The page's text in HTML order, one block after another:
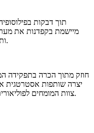
תוך דבקות
ISO 9001 ותקני התעשייה הרלוונטיים.
חוזק מתוך הכרה בתפקידה
צוות המומחים לפוליאוריתן באוניברסיטת שאנדונג לטכנולוגיה.